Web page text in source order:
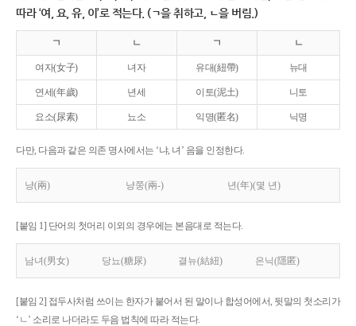
따라 ‘여, 요, 유, 이’로 적는다. (ㄱ을 취하고, ㄴ을 버림.)
ㄱ ㄴ ㄱ ㄴ
여자(女子) 녀자 유대(紐帶) 뉴대
연세(年歲) 년세 이토(泥土) 니토
요소(尿素) 뇨소 익명(匿名) 닉명
다만, 다음과 같은 의존 명사에서는 ‘냐, 녀’ 음을 인정한다.
냥(兩) 냥쭝(兩-) 년(年)(몇 년)
[붙임 1] 단어의 첫머리 이외의 경우에는 본음대로 적는다.
남녀(男女) 당뇨(糖尿) 결뉴(結紐) 은닉(隱匿)
[붙임 2] 접두사처럼 쓰이는 한자가 붙어서 된 말이나 합성어에서, 뒷말의 첫소리가
‘ㄴ’ 소리로 나더라도 두음 법칙에 따라 적는다.